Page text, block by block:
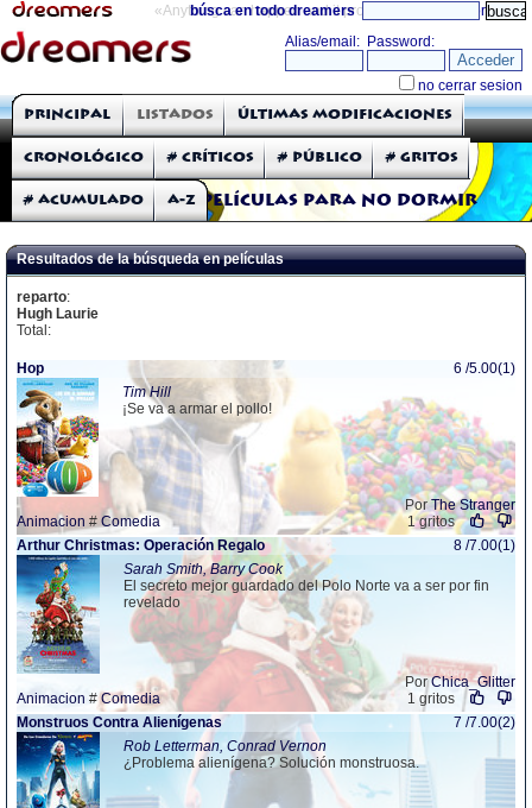
«Anything can happen and it probably will» directorio
búsca en todo dreamers
THE DREAMERS
Críticas: Películas
Películas para no dormir
Principal Listados Últimas modificaciones
Cronológico # Críticos # Público # Gritos
# Acumulado A-Z
Resultados de la búsqueda en películas
reparto:
Hugh Laurie
Total:
Hop
6 /5.00(1)
Tim Hill
¡Se va a armar el pollo!
PorThe Stranger
Animacion # Comedia
1 gritos
Arthur Christmas: Operación Regalo
8 /7.00(1)
Sarah Smith, Barry Cook
El secreto mejor guardado del Polo Norte va a ser por fin
revelado
PorChica_Glitter
Animacion # Comedia
1 gritos
Monstruos Contra Alienígenas
7 /7.00(2)
Rob Letterman, Conrad Vernon
¿Problema alienígena? Solución monstruosa.